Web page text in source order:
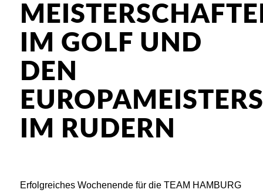
IM GOLF UND
DEN
IM RUDERN
Erfolgreiches Wochenende für die TEAM HAMBURG